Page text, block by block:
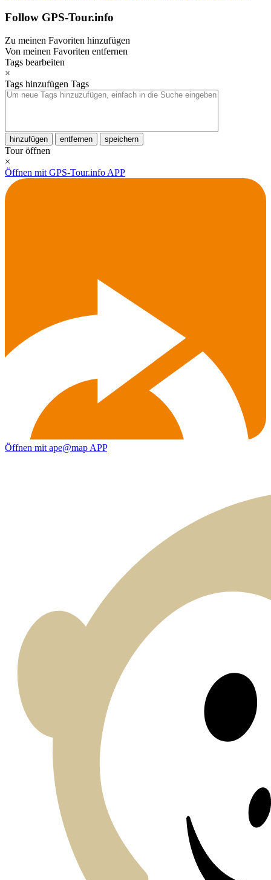
Follow GPS-Tour.info
Zu meinen Favoriten hinzufügen
Von meinen Favoriten entfernen
Tags bearbeiten
×
Tags hinzufügen Tags
hinzufügen entfernen speichern
Tour öffnen
×
Öffnen mit GPS-Tour.info APP
Öffnen mit ape@map APP